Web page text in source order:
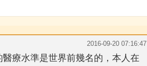
2016-09-20 07:16:47
療水準是世界前幾名的，本人在